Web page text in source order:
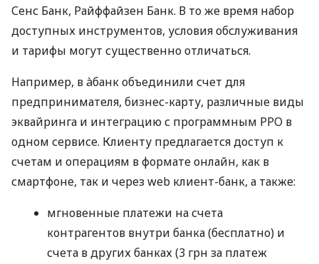
Сенс Банк, Райффайзен Банк. В то же время набор
доступных инструментов, условия обслуживания
и тарифы могут существенно отличаться.
Например, в àбанк объединили счет для
предпринимателя, бизнес-карту, различные виды
эквайринга и интеграцию с программным РРО в
одном сервисе. Клиенту предлагается доступ к
счетам и операциям в формате онлайн, как в
смартфоне, так и через web клиент-банк, а также:
мгновенные платежи на счета
контрагентов внутри банка (бесплатно) и
счета в других банках (3 грн за платеж